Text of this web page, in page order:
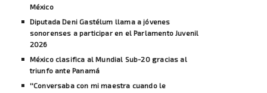
México
Diputada Deni Gastélum llama a jóvenes
sonorenses a participar en el Parlamento Juvenil
2026
México clasifica al Mundial Sub-20 gracias al
triunfo ante Panamá
''Conversaba con mi maestra cuando le